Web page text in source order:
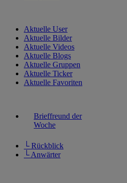
Aktuelle User
Aktuelle Bilder
Aktuelle Videos
Aktuelle Blogs
Aktuelle Gruppen
Aktuelle Ticker
Aktuelle Favoriten
Brieffreund der
Woche
└ Rückblick
└ Anwärter